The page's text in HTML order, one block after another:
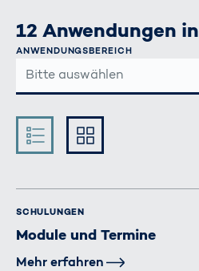
12 Anwendungen in
ANWENDUNGSBEREICH
Kompakt
SCHULUNGEN
Module und Termine
Mehr erfahren